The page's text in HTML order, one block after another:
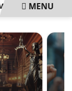
JI-
MENU